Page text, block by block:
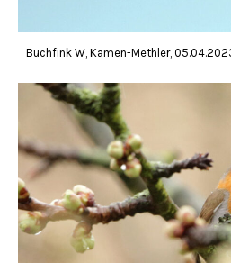
Buchfink W, Kamen-Methler,